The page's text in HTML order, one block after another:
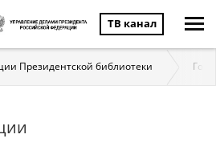
ТВ канал
Президентской библиотеки